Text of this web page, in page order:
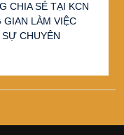
CHIA SẺ TẠI KCN
LÀM VIỆC
CHUYÊN